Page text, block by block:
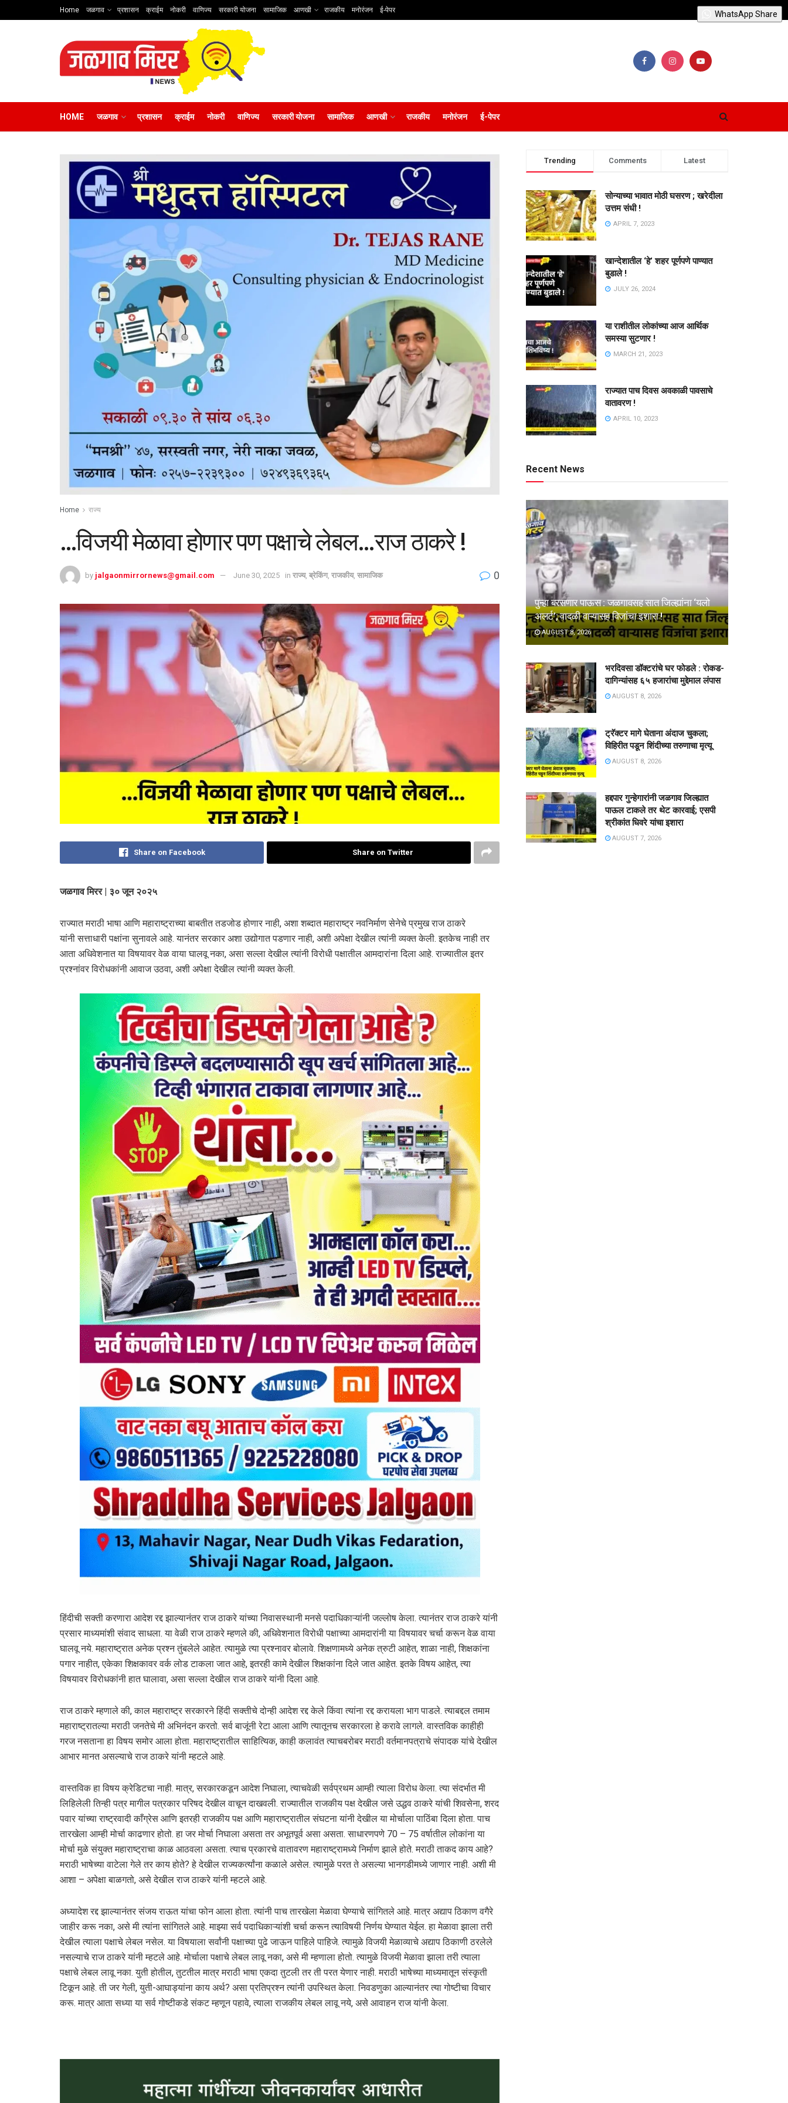
Home जळगाव प्रशासन क्राईम नोकरी वाणिज्य सरकारी योजना सामाजिक आणखी राजकीय मनोरंजन ई-पेपर
HOME जळगाव प्रशासन क्राईम नोकरी वाणिज्य सरकारी योजना सामाजिक आणखी राजकीय मनोरंजन ई-पेपर
Home राज्य
…विजयी मेळावा होणार पण पक्षाचे लेबल…राज ठाकरे !
by jalgaonmirrornews@gmail.com June 30, 2025 in राज्य, ब्रेकिंग, राजकीय, सामाजिक 0
Share on Facebook Share on Twitter
जळगाव मिरर | ३० जून २०२५
राज्यात मराठी भाषा आणि महाराष्ट्राच्या बाबतीत तडजोड होणार नाही, अशा शब्दात महाराष्ट्र नवनिर्माण सेनेचे प्रमुख राज ठाकरे
यांनी सत्ताधारी पक्षांना सुनावले आहे. यानंतर सरकार अशा उद्योगात पडणार नाही, अशी अपेक्षा देखील त्यांनी व्यक्त केली. इतकेच नाही तर
आता अधिवेशनात या विषयावर वेळ वाया घालवू नका, असा सल्ला देखील त्यांनी विरोधी पक्षातील आमदारांना दिला आहे. राज्यातील इतर
प्रश्नांवर विरोधकांनी आवाज उठवा, अशी अपेक्षा देखील त्यांनी व्यक्त केली.
हिंदीची सक्ती करणारा आदेश रद्द झाल्यानंतर राज ठाकरे यांच्या निवासस्थानी मनसे पदाधिकाऱ्यांनी जल्लोष केला. त्यानंतर राज ठाकरे यांनी
प्रसार माध्यमांशी संवाद साधला. या वेळी राज ठाकरे म्हणले की, अधिवेशनात विरोधी पक्षाच्या आमदारांनी या विषयावर चर्चा करून वेळ वाया
घालवू नये. महाराष्ट्रात अनेक प्रश्न तुंबलेले आहेत. त्यामुळे त्या प्रश्नावर बोलावे. शिक्षणामध्ये अनेक त्रुटी आहेत, शाळा नाही, शिक्षकांना
पगार नाहीत, एकेका शिक्षकावर वर्क लोड टाकला जात आहे, इतरही कामे देखील शिक्षकांना दिले जात आहेत. इतके विषय आहेत, त्या
विषयावर विरोधकांनी हात घालावा, असा सल्ला देखील राज ठाकरे यांनी दिला आहे.
राज ठाकरे म्हणाले की, काल महाराष्ट्र सरकारने हिंदी सक्तीचे दोन्ही आदेश रद्द केले किंवा त्यांना रद्द करायला भाग पाडले. त्याबद्दल तमाम
महाराष्ट्रातल्या मराठी जनतेचे मी अभिनंदन करतो. सर्व बाजूंनी रेटा आला आणि त्यातूनच सरकारला हे करावे लागले. वास्तविक काहीही
गरज नसताना हा विषय समोर आला होता. महाराष्ट्रातील साहित्यिक, काही कलावंत त्याचबरोबर मराठी वर्तमानपत्राचे संपादक यांचे देखील
आभार मानत असल्याचे राज ठाकरे यांनी म्हटले आहे.
वास्तविक हा विषय क्रेडिटचा नाही. मात्र, सरकारकडून आदेश निघाला, त्याचवेळी सर्वप्रथम आम्ही त्याला विरोध केला. त्या संदर्भात मी
लिहिलेली तिन्ही पत्र मागील पत्रकार परिषद देखील वाचून दाखवली. राज्यातील राजकीय पक्ष देखील जसे उद्धव ठाकरे यांची शिवसेना, शरद
पवार यांच्या राष्ट्रवादी काँग्रेस आणि इतरही राजकीय पक्ष आणि महाराष्ट्रातील संघटना यांनी देखील या मोर्चाला पाठिंबा दिला होता. पाच
तारखेला आम्ही मोर्चा काढणार होतो. हा जर मोर्चा निघाला असता तर अभूतपूर्व असा असता. साधारणपणे 70 – 75 वर्षातील लोकांना या
मोर्चा मुळे संयुक्त महाराष्ट्राचा काळ आठवला असता. त्याच प्रकारचे वातावरण महाराष्ट्रामध्ये निर्माण झाले होते. मराठी ताकद काय आहे?
मराठी भाषेच्या वाटेला गेले तर काय होते? हे देखील राज्यकर्त्यांना कळाले असेल. त्यामुळे परत ते असल्या भानगडीमध्ये जाणार नाही. अशी मी
आशा – अपेक्षा बाळगतो, असे देखील राज ठाकरे यांनी म्हटले आहे.
अध्यादेश रद्द झाल्यानंतर संजय राऊत यांचा फोन आला होता. त्यांनी पाच तारखेला मेळावा घेण्याचे सांगितले आहे. मात्र अद्याप ठिकाण वगैरे
जाहीर करू नका, असे मी त्यांना सांगितले आहे. माझ्या सर्व पदाधिकाऱ्यांशी चर्चा करून त्याविषयी निर्णय घेण्यात येईल. हा मेळावा झाला तरी
देखील त्याला पक्षाचे लेबल नसेल. या विषयाला सर्वांनी पक्षाच्या पुढे जाऊन पाहिले पाहिजे. त्यामुळे विजयी मेळाव्याचे अद्याप ठिकाणी ठरलेले
नसल्याचे राज ठाकरे यांनी म्हटले आहे. मोर्चाला पक्षाचे लेबल लावू नका, असे मी म्हणाला होतो. त्यामुळे विजयी मेळावा झाला तरी त्याला
पक्षाचे लेबल लावू नका. युती होतील, तुटतील मात्र मराठी भाषा एकदा तुटली तर ती परत येणार नाही. मराठी भाषेच्या माध्यमातून संस्कृती
टिकून आहे. ती जर गेली, युती-आघाड्यांना काय अर्थ? असा प्रतिप्रश्न त्यांनी उपस्थित केला. निवडणुका आल्यानंतर त्या गोष्टीचा विचार
करू. मात्र आता सध्या या सर्व गोष्टीकडे संकट म्हणून पहावे, त्याला राजकीय लेबल लावू नये, असे आवाहन राज यांनी केला.
Trending Comments Latest
सोन्याच्या भावात मोठी घसरण ; खरेदीला
उत्तम संधी !
APRIL 7, 2023
खान्देशातील ‘हे’ शहर पूर्णपणे पाण्यात
बुडाले !
JULY 26, 2024
या राशीतील लोकांच्या आज आर्थिक
समस्या सुटणार !
MARCH 21, 2023
राज्यात पाच दिवस अवकाळी पावसाचे
वातावरण !
APRIL 10, 2023
Recent News
पुन्हा बरसणार पाऊस : जळगावसह सात जिल्ह्यांना ‘यलो
अलर्ट’; वादळी वाऱ्यासह विजांचा इशारा !
AUGUST 8, 2026
भरदिवसा डॉक्टरांचे घर फोडले : रोकड-
दागिन्यांसह ६५ हजारांचा मुद्देमाल लंपास
AUGUST 8, 2026
ट्रॅक्टर मागे घेताना अंदाज चुकला;
विहिरीत पडून शिंदीच्या तरुणाचा मृत्यू
AUGUST 8, 2026
हद्दपार गुन्हेगारांनी जळगाव जिल्ह्यात
पाऊल टाकले तर थेट कारवाई; एसपी
श्रीकांत धिवरे यांचा इशारा
AUGUST 7, 2026
WhatsApp Share